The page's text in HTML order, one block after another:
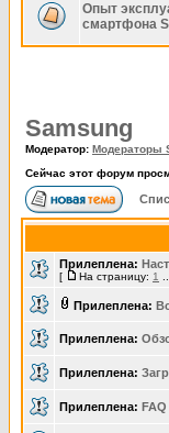
Опыт
смартфона
Samsung
Модератор: Модераторы
Сейчас этот форум
Прилеплена:
[ На страницу: 1
Прилеплена:
Прилеплена:
Прилеплена:
Прилеплена: